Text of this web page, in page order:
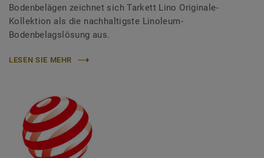
Bodenbelägen zeichnet sich Tarkett Lino Originale-
Kollektion als die nachhaltigste Linoleum-
Bodenbelagslösung aus.
LESEN SIE MEHR